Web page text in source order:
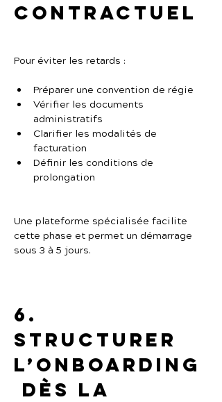
contractuel
Pour éviter les retards :
Préparer une convention de régie
Vérifier les documents
administratifs
Clarifier les modalités de
facturation
Définir les conditions de
prolongation
Une plateforme spécialisée facilite
cette phase et permet un démarrage
sous 3 à 5 jours.
6.
Structurer
l’onboarding
dès la